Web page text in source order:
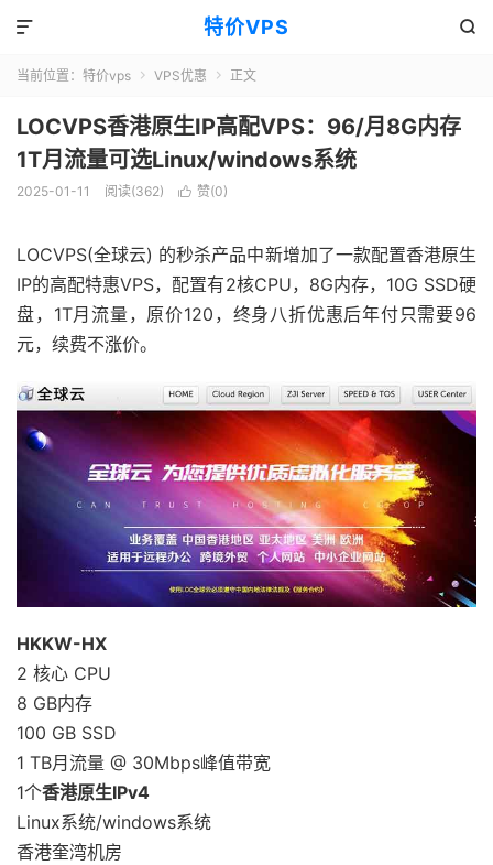
特价VPS 

当前位置： 特价vps  VPS优惠  正文
LOCVPS香港原生IP高配VPS：96/月8G内存
1T月流量可选Linux/windows系统
2025-01-11 阅读(362)  赞(0)
LOCVPS(全球云) 的秒杀产品中新增加了一款配置香港原生
IP的高配特惠VPS，配置有2核CPU，8G内存，10G SSD硬
盘，1T月流量，原价120，终身八折优惠后年付只需要96
元，续费不涨价。
HKKW-HX
2 核心 CPU
8 GB内存
100 GB SSD
1 TB月流量 @ 30Mbps峰值带宽
1个香港原生IPv4
Linux系统/windows系统
香港奎湾机房